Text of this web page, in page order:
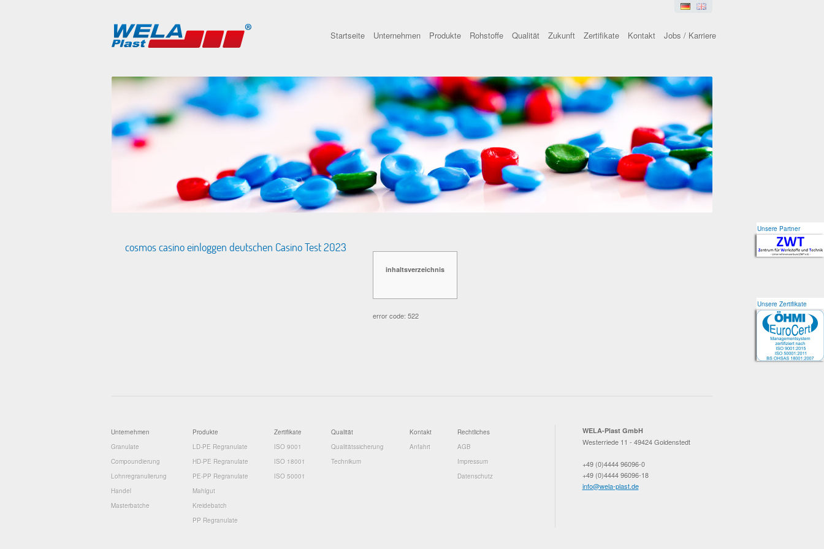
Startseite Unternehmen Produkte Rohstoffe Qualität Zukunft Zertifikate Kontakt Jobs / Karriere
cosmos casino einloggen deutschen Casino Test 2023
inhaltsverzeichnis
error code: 522
Unsere Partner
Unsere Zertifikate
Unsere Partner
Unsere Zertifikate
Unternehmen
Granulate
Compoundierung
Lohnregranulierung
Handel
Masterbatche
Produkte
LD-PE Regranulate
HD-PE Regranulate
PE-PP Regranulate
Mahlgut
Kreidebatch
PP Regranulate
Zertifikate
ISO 9001
ISO 18001
ISO 50001
Qualität
Qualitätssicherung
Technikum
Kontakt
Anfahrt
Rechtliches
AGB
Impressum
Datenschutz
WELA-Plast GmbH
Westerriede 11 - 49424 Goldenstedt
+49 (0)4444 96096-0
+49 (0)4444 96096-18
info@wela-plast.de